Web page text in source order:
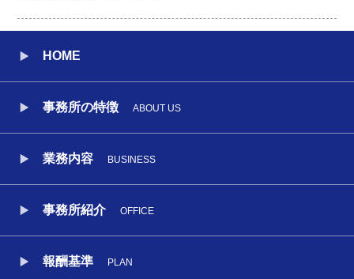
HOME
事務所の特徴 ABOUT US
業務内容 BUSINESS
事務所紹介 OFFICE
報酬基準 PLAN